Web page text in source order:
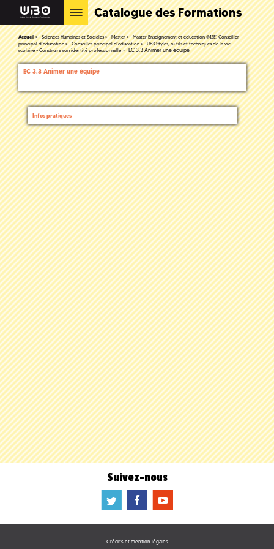
Catalogue des Formations
Accueil Sciences Humaines et Sociales Master
Master Enseignement et éducation (M2E) Conseiller
principal d'éducation
Conseiller principal d'éducation
UE3 Styles, outils et techniques de la vie
scolaire - Construire son identité professionnelle
EC 3.3 Animer une équipe
EC 3.3 Animer une équipe
Infos pratiques
Suivez-nous
a b f
Crédits et mention légales